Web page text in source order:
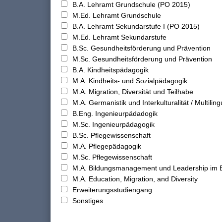
B.A. Lehramt Grundschule (PO 2015)
M.Ed. Lehramt Grundschule
B.A. Lehramt Sekundarstufe I (PO 2015)
M.Ed. Lehramt Sekundarstufe
B.Sc. Gesundheitsförderung und Prävention
M.Sc. Gesundheitsförderung und Prävention
B.A. Kindheitspädagogik
M.A. Kindheits- und Sozialpädagogik
M.A. Migration, Diversität und Teilhabe
M.A. Germanistik und Interkulturalität /
B.Eng. Ingenieurpädadogik
M.Sc. Ingenieurpädagogik
B.Sc. Pflegewissenschaft
M.A. Pflegepädagogik
M.Sc. Pflegewissenschaft
M.A. Bildungsmanagement und Leadership im
M.A. Education, Migration, and Diversity
Erweiterungsstudiengang
Sonstiges